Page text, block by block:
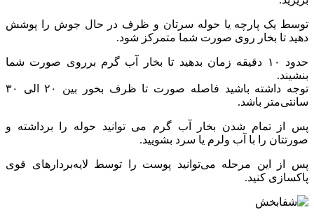
توسط یک پارچه یا حوله سرتان و ظرف در حال جوش را پوشش
دهید تا بخار روی صورت شما متمرکز شود.
حدود ۱۰ دقیقه زمان بدهید تا بخار آب گرم برروی صورت شما
بنشیند.
توجه داشته باشید فاصله صورت تا ظرف بخور بین ۲۰ الی ۳۰
سانتی‌متر باشد.
پس از تمام شدن بخار آب گرم می توانید حوله را برداشته و
صورتتان را با آب ولرم یا سرد بشویید.
پس از این مرحله می‌توانید پوست را توسط لایه‌بردارهای قوی
پاکسازی کنید.